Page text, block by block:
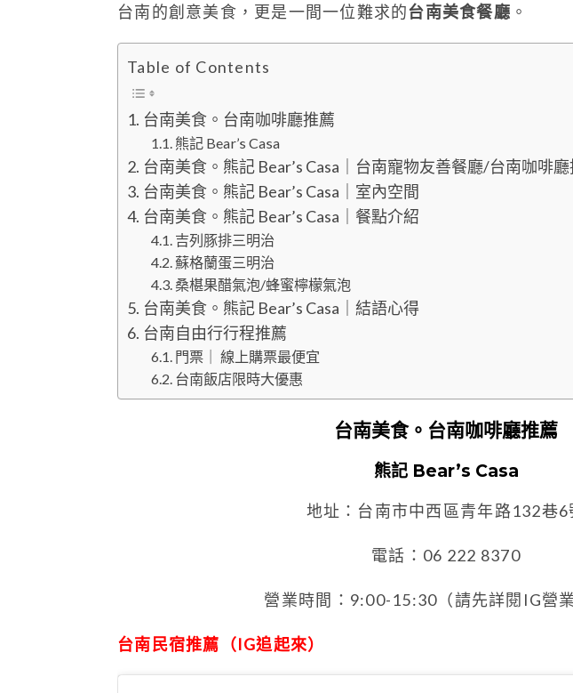
台南的創意美食，更是一間一位難求的台南美食餐廳 。
Table of Contents
台南美食。台南咖啡廳推薦
熊記 Bear’s Casa
台南美食。熊記 Bear’s Casa｜台南寵物友善餐廳/台南咖啡
台南美食。熊記 Bear’s Casa｜室內空間
台南美食。熊記 Bear’s Casa｜餐點介紹
吉列豚排三明治
蘇格蘭蛋三明治
桑椹果醋氣泡/蜂蜜檸檬氣泡
台南美食。熊記 Bear’s Casa｜結語心得
台南自由行行程推薦
門票｜ 線上購票最便宜
台南飯店限時大優惠
台南美食。台南咖啡廳推薦
熊記 Bear’s Casa
地址：台南市中西區青年路132巷6
電話：06 222 8370
營業時間：9:00-15:30（請先詳閱IG營業
台南民宿推薦（IG追起來）